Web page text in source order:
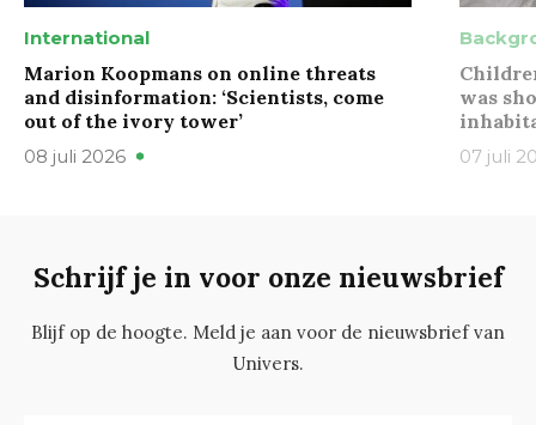
International
Marion Koopmans on online threats
and disinformation: ‘Scientists, come
out of the ivory tower’
08 juli 2026
was
07 juli
Schrijf je in voor onze nieuwsbrief
Blijf op de hoogte. Meld je aan voor de nieuwsbrief van
Univers.